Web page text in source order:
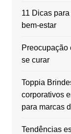
11 Dicas
bem-estar
Preocupação
se curar
Toppia
corporativos
para marcas
Tendências